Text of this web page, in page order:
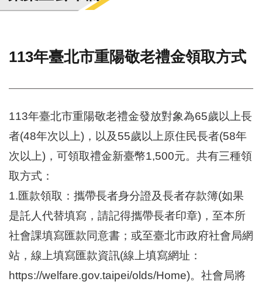
市
門
整
檢
索
系
文
化
局
化
資
產
北
113年臺北市重陽敬老禮金領取方式
113年臺北市重陽敬老禮金發放對象為65歲以上長
者(48年次以上)，以及55歲以上原住民長者(58年
次以上)，可領取禮金新臺幣1,500元。共有三種領
取方式：
1.匯款領取：攜帶長者身分證及長者存款簿(如果
是託人代替填寫，請記得攜帶長者印章)，至本所
社會課填寫匯款同意書；或至臺北市政府社會局網
站，線上填寫匯款資訊(線上填寫網址：
https://welfare.gov.taipei/olds/Home)。社會局將